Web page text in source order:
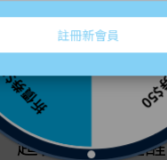
保固
長(2+1)
保固
超智慧龍頭提醒